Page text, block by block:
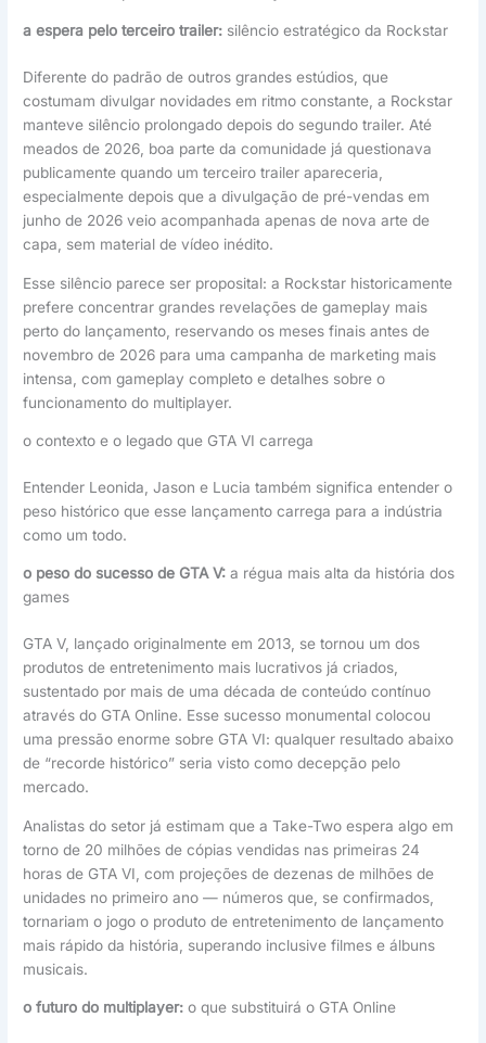
a espera pelo terceiro trailer: silêncio estratégico da Rockstar
Diferente do padrão de outros grandes estúdios, que
costumam divulgar novidades em ritmo constante, a Rockstar
manteve silêncio prolongado depois do segundo trailer. Até
meados de 2026, boa parte da comunidade já questionava
publicamente quando um terceiro trailer apareceria,
especialmente depois que a divulgação de pré-vendas em
junho de 2026 veio acompanhada apenas de nova arte de
capa, sem material de vídeo inédito.
Esse silêncio parece ser proposital: a Rockstar historicamente
prefere concentrar grandes revelações de gameplay mais
perto do lançamento, reservando os meses finais antes de
novembro de 2026 para uma campanha de marketing mais
intensa, com gameplay completo e detalhes sobre o
funcionamento do multiplayer.
o contexto e o legado que GTA VI carrega
Entender Leonida, Jason e Lucia também significa entender o
peso histórico que esse lançamento carrega para a indústria
como um todo.
o peso do sucesso de GTA V: a régua mais alta da história dos
games
GTA V, lançado originalmente em 2013, se tornou um dos
produtos de entretenimento mais lucrativos já criados,
sustentado por mais de uma década de conteúdo contínuo
através do GTA Online. Esse sucesso monumental colocou
uma pressão enorme sobre GTA VI: qualquer resultado abaixo
de “recorde histórico” seria visto como decepção pelo
mercado.
Analistas do setor já estimam que a Take-Two espera algo em
torno de 20 milhões de cópias vendidas nas primeiras 24
horas de GTA VI, com projeções de dezenas de milhões de
unidades no primeiro ano — números que, se confirmados,
tornariam o jogo o produto de entretenimento de lançamento
mais rápido da história, superando inclusive filmes e álbuns
musicais.
o futuro do multiplayer: o que substituirá o GTA Online